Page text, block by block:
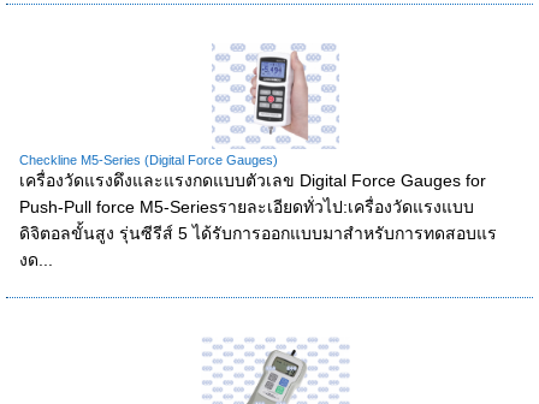
Checkline M5-Series (Digital Force Gauges)
เครื่องวัดแรงดึงและแรงกดแบบตัวเลข Digital Force Gauges for
Push-Pull force M5-Seriesรายละเอียดทั่วไป:เครื่องวัดแรงแบบ
ดิจิตอลขั้นสูง รุ่นซีรีส์ 5 ได้รับการออกแบบมาสำหรับการทดสอบแร
งด...